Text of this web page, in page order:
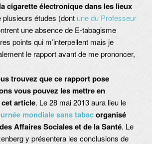
cigarette électronique dans les lieux
plusieurs études (dont une du Professeur
une absence de E-tabagisme
points qui m’interpellent mais je
le rapport avant de me prononcer,
trouvez que ce rapport pose
vous pouvez les mettre en
article. Le 28 mai 2013 aura lieu le
mondiale sans tabacorganisé
Affaires Sociales et de la Santé. Le
y présentera les conclusions de